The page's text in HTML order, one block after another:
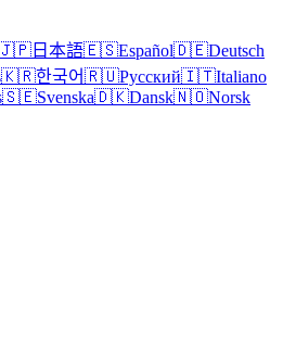
日本語🇪🇸Español🇩🇪Deutsch
🇰🇷한국어🇷🇺Русский🇮🇹Italiano
🇸🇪Svenska🇩🇰Dansk🇳🇴Norsk